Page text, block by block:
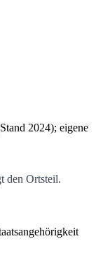
2024); eigene
den Ortsteil.